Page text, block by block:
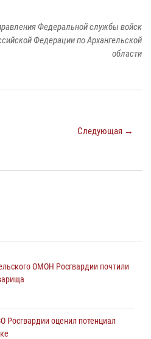
Федеральной службы войск
Федерации по Архангельской
области
Следующая →
ОМОН Росгвардии почтили
Росгвардии оценил потенциал